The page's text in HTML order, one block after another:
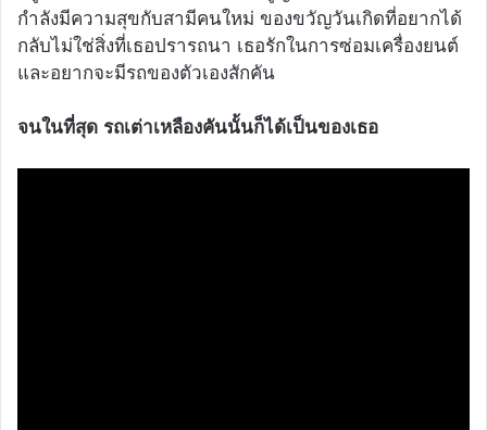
กำลังมีความสุขกับสามีคนใหม่ ของขวัญวันเกิดที่อยากได้
กลับไม่ใช่สิ่งที่เธอปรารถนา เธอรักในการซ่อมเครื่องยนต์
และอยากจะมีรถของตัวเองสักคัน
จนในที่สุด รถเต่าเหลืองคันนั้นก็ได้เป็นของเธอ